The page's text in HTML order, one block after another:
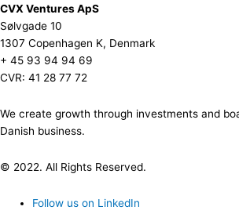
CVX Ventures ApS
Sølvgade 10
1307 Copenhagen K, Denmark
+ 45 93 94 94 69
CVR: 41 28 77 72
We create growth through investments and
Danish business.
© 2022. All Rights Reserved.
Follow us on LinkedIn